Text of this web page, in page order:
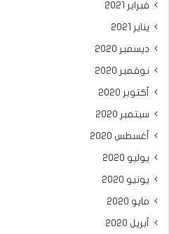
فبراير 2021
يناير 2021
ديسمبر 2020
نوفمبر 2020
أكتوبر 2020
سبتمبر 2020
أغسطس 2020
يوليو 2020
يونيو 2020
مايو 2020
أبريل 2020